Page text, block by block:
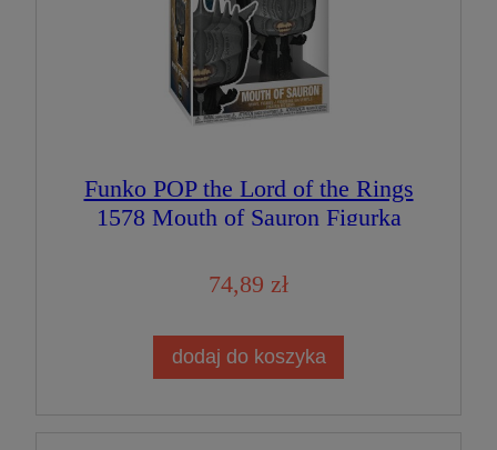
Funko POP the Lord of the Rings
1578 Mouth of Sauron Figurka
74,89 zł
dodaj do koszyka